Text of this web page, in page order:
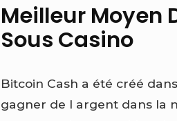
Meilleur Moyen
Sous Casino
Bitcoin Cash a été créé
gagner de l argent dans la